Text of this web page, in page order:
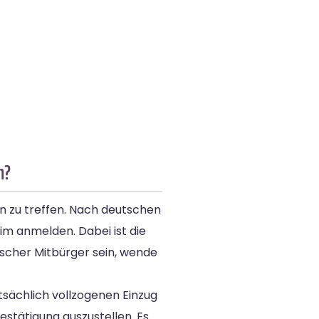
zu treffen. Nach deutschen
anmelden. Dabei ist die
Mitbürger sein, wende
vollzogenen Einzug